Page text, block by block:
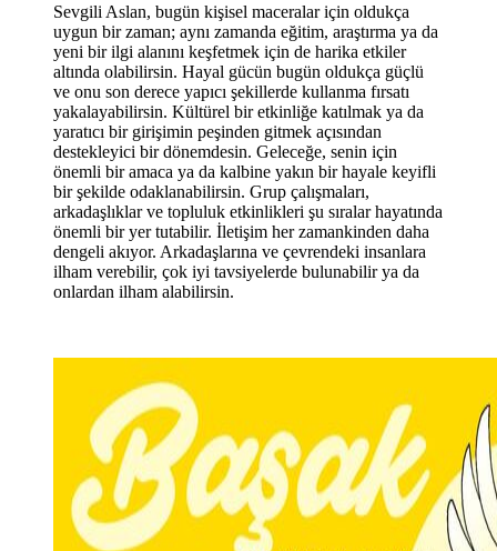
Sevgili Aslan, bugün kişisel maceralar için oldukça
uygun bir zaman; aynı zamanda eğitim, araştırma ya da
yeni bir ilgi alanını keşfetmek için de harika etkiler
altında olabilirsin. Hayal gücün bugün oldukça güçlü
ve onu son derece yapıcı şekillerde kullanma fırsatı
yakalayabilirsin. Kültürel bir etkinliğe katılmak ya da
yaratıcı bir girişimin peşinden gitmek açısından
destekleyici bir dönemdesin. Geleceğe, senin için
önemli bir amaca ya da kalbine yakın bir hayale keyifli
bir şekilde odaklanabilirsin. Grup çalışmaları,
arkadaşlıklar ve topluluk etkinlikleri şu sıralar hayatında
önemli bir yer tutabilir. İletişim her zamankinden daha
dengeli akıyor. Arkadaşlarına ve çevrendeki insanlara
ilham verebilir, çok iyi tavsiyelerde bulunabilir ya da
onlardan ilham alabilirsin.